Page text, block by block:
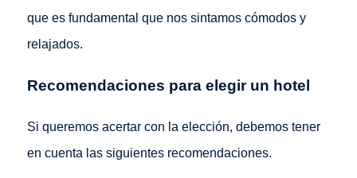
que es fundamental que nos sintamos cómodos y
relajados.
Recomendaciones para elegir un hotel
Si queremos acertar con la elección, debemos tener
en cuenta las siguientes recomendaciones.